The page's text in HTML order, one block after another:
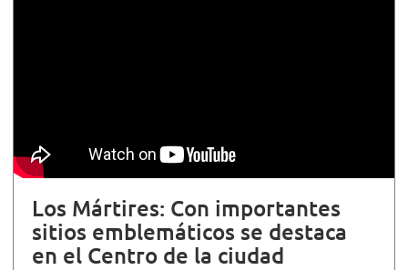
Los Mártires: Con importantes
sitios emblemáticos se destaca
en el Centro de la ciudad